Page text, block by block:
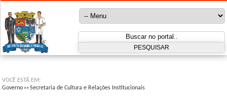
VOCÊ ESTÁ EM:
Governo >>Secretaria de Cultura e Relações Institucionais